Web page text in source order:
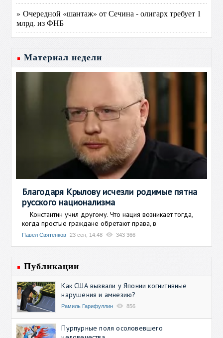
» Очередной «шантаж» от Сечина - олигарх требует 1
млрд. из ФНБ
Материал недели
Благодаря Крылову исчезли родимые пятна
русского национализма
Константин учил другому. Что нация возникает тогда,
когда простые граждане обретают права, в
Павел Святенков 23 сен, 14:48 343 366
Публикации
Как США вызвали у Японии когнитивные
нарушения и амнезию?
Рамиль Гарифуллин 856
Пурпурные поля осоловевшего